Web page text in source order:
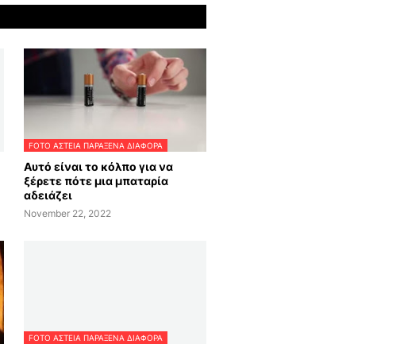
FOTO ΑΣΤΕΙΑ ΠΑΡΑΞΕΝΑ ΔΙΑΦΟΡΑ
Αυτό είναι το κόλπο για να
ξέρετε πότε μια μπαταρία
αδειάζει
November 22, 2022
FOTO ΑΣΤΕΙΑ ΠΑΡΑΞΕΝΑ ΔΙΑΦΟΡΑ